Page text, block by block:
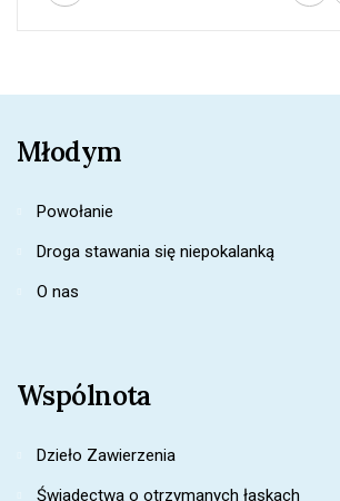
Młodym
Powołanie
Droga stawania się niepokalanką
O nas
Wspólnota
Dzieło Zawierzenia
Świadectwa o otrzymanych łaskach